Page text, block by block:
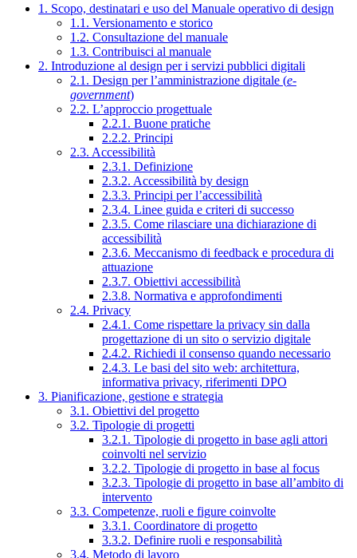
1. Scopo, destinatari e uso del Manuale operativo di design
1.1. Versionamento e storico
1.2. Consultazione del manuale
1.3. Contribuisci al manuale
2. Introduzione al design per i servizi pubblici digitali
2.1. Design per l’amministrazione digitale (e-
government)
2.2. L’approccio progettuale
2.2.1. Buone pratiche
2.2.2. Principi
2.3. Accessibilità
2.3.1. Definizione
2.3.2. Accessibilità by design
2.3.3. Principi per l’accessibilità
2.3.4. Linee guida e criteri di successo
2.3.5. Come rilasciare una dichiarazione di
accessibilità
2.3.6. Meccanismo di feedback e procedura di
attuazione
2.3.7. Obiettivi accessibilità
2.3.8. Normativa e approfondimenti
2.4. Privacy
2.4.1. Come rispettare la privacy sin dalla
progettazione di un sito o servizio digitale
2.4.2. Richiedi il consenso quando necessario
2.4.3. Le basi del sito web: architettura,
informativa privacy, riferimenti DPO
3. Pianificazione, gestione e strategia
3.1. Obiettivi del progetto
3.2. Tipologie di progetti
3.2.1. Tipologie di progetto in base agli attori
coinvolti nel servizio
3.2.2. Tipologie di progetto in base al focus
3.2.3. Tipologie di progetto in base all’ambito di
intervento
3.3. Competenze, ruoli e figure coinvolte
3.3.1. Coordinatore di progetto
3.3.2. Definire ruoli e responsabilità
3.4. Metodo di lavoro